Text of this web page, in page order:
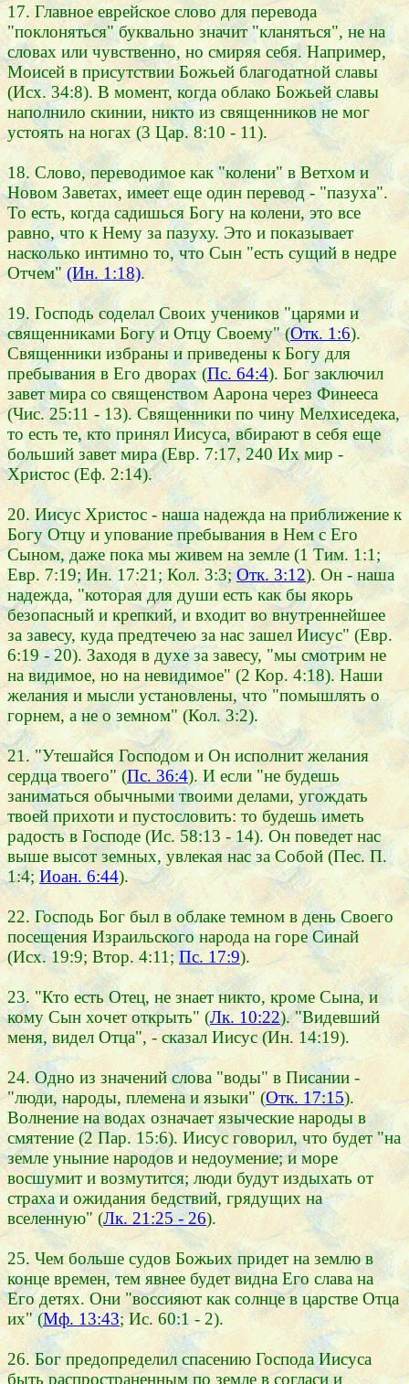
17. Главное еврейское слово для перевода
"поклоняться" буквально значит "кланяться", не на
словах или чувственно, но смиряя себя. Например,
Моисей в присутствии Божьей благодатной славы
(Исх. 34:8). В момент, когда облако Божьей славы
наполнило скинии, никто из священников не мог
устоять на ногах (3 Цар. 8:10 - 11).
18. Слово, переводимое как "колени" в Ветхом и
Новом Заветах, имеет еще один перевод - "пазуха".
То есть, когда садишься Богу на колени, это все
равно, что к Нему за пазуху. Это и показывает
насколько интимно то, что Сын "есть сущий в недре
Отчем" (Ин. 1:18).
19. Господь соделал Своих учеников "царями и
священниками Богу и Отцу Своему" (Отк. 1:6).
Священники избраны и приведены к Богу для
пребывания в Его дворах (Пс. 64:4). Бог заключил
завет мира со священством Аарона через Финееса
(Чис. 25:11 - 13). Священники по чину Мелхиседека,
то есть те, кто принял Иисуса, вбирают в себя еще
больший завет мира (Евр. 7:17, 240 Их мир -
Христос (Еф. 2:14).
20. Иисус Христос - наша надежда на приближение к
Богу Отцу и упование пребывания в Нем с Его
Сыном, даже пока мы живем на земле (1 Тим. 1:1;
Евр. 7:19; Ин. 17:21; Кол. 3:3;Отк. 3:12). Он - наша
надежда, "которая для души есть как бы якорь
безопасный и крепкий, и входит во внутреннейшее
за завесу, куда предтечею за нас зашел Иисус" (Евр.
6:19 - 20). Заходя в духе за завесу, "мы смотрим не
на видимое, но на невидимое" (2 Кор. 4:18). Наши
желания и мысли установлены, что "помышлять о
горнем, а не о земном" (Кол. 3:2).
21. "Утешайся Господом и Он исполнит желания
сердца твоего" (Пс. 36:4). И если "не будешь
заниматься обычными твоими делами, угождать
твоей прихоти и пустословить: то будешь иметь
радость в Господе (Ис. 58:13 - 14). Он поведет нас
выше высот земных, увлекая нас за Собой (Пес. П.
1:4;Иоан. 6:44).
22. Господь Бог был в облаке темном в день Своего
посещения Израильского народа на горе Синай
(Исх. 19:9; Втор. 4:11;Пс. 17:9).
23. "Кто есть Отец, не знает никто, кроме Сына, и
кому Сын хочет открыть" (Лк. 10:22). "Видевший
меня, видел Отца", - сказал Иисус (Ин. 14:19).
24. Одно из значений слова "воды" в Писании -
"люди, народы, племена и языки" (Отк. 17:15).
Волнение на водах означает языческие народы в
смятение (2 Пар. 15:6). Иисус говорил, что будет "на
земле уныние народов и недоумение; и море
восшумит и возмутится; люди будут издыхать от
страха и ожидания бедствий, грядущих на
вселенную" (Лк. 21:25 - 26).
25. Чем больше судов Божьих придет на землю в
конце времен, тем явнее будет видна Его слава на
Его детях. Они "воссияют как солнце в царстве Отца
их" (Мф. 13:43; Ис. 60:1 - 2).
26. Бог предопределил спасению Господа Иисуса
быть распространенным по земле в согласи и